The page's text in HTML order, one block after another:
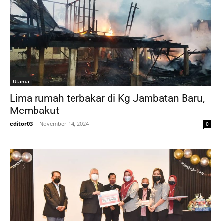
Utama
Lima rumah terbakar di Kg Jambatan Baru,
Membakut
editor03 - November 14, 2024 0